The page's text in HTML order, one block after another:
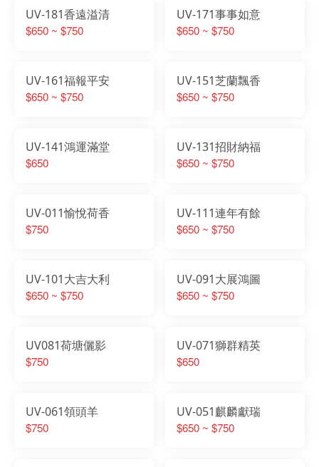
UV-181香遠溢清
$650 ~ $750
UV-171事事如意
$650 ~ $750
UV-161福報平安
$650 ~ $750
UV-151芝蘭飄香
$650 ~ $750
UV-141鴻運滿堂
$650
UV-131招財納福
$650 ~ $750
UV-011愉悅荷香
$750
UV-111連年有餘
$650 ~ $750
UV-101大吉大利
$650 ~ $750
UV-091大展鴻圖
$650 ~ $750
UV081荷塘儷影
$750
UV-071獅群精英
$650
UV-061領頭羊
$750
UV-051麒麟獻瑞
$650 ~ $750